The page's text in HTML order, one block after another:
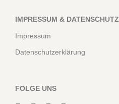
IMPRESSUM & DATENSCHUTZ
Impressum
Datenschutzerklärung
FOLGE UNS